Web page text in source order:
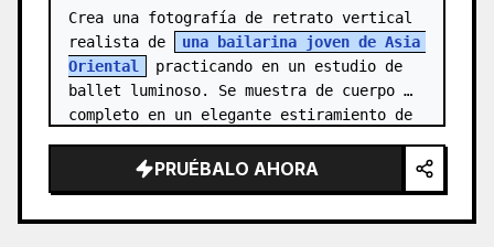
Crea una fotografía de retrato vertical
realista de
una bailarina joven de Asia
Oriental
practicando en un estudio de
ballet luminoso. Se muestra de cuerpo
completo en un elegante estiramiento de
PRUÉBALO AHORA